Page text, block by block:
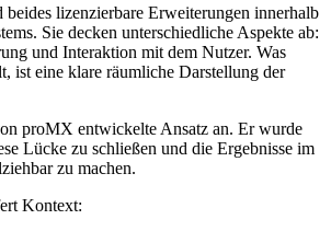
lizenzierbare Erweiterungen innerhalb
Sie decken unterschiedliche Aspekte ab:
und Interaktion mit dem Nutzer. Was
ist eine klare räumliche Darstellung der
proMX entwickelte Ansatz an. Er wurde
Lücke zu schließen und die Ergebnisse im
zu machen.
Kontext: